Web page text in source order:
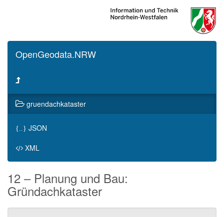
OpenGeodata.NRW
gruendachkataster
{..} JSON
XML
12 – Planung und Bau:
Gründachkataster